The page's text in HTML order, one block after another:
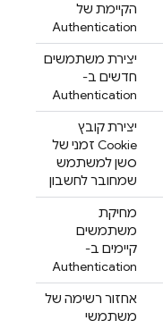
הקיימת של
Authentication
יצירת משתמשים
חדשים ב-
Authentication
יצירת קובץ
Cookie זמני של
סשן למשתמש
שמחובר לחשבון
מחיקת
משתמשים
קיימים ב-
Authentication
אחזור רשימה של
משתמשי